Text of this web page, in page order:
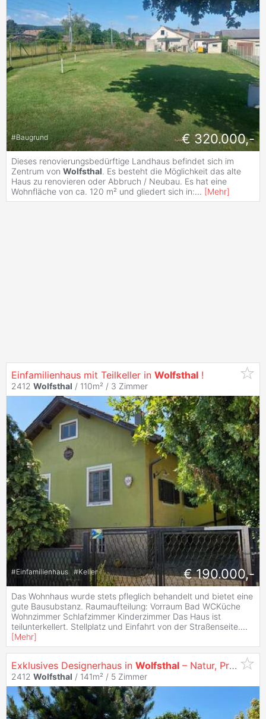
#Baugrund € 320.000,-
Dieses renovierungsbedürftige Landhaus befindet sich im
Zentrum von Wolfsthal. Es besteht die Möglichkeit das alte
Haus zu renovieren oder Abbruch / Neubau. Es hat eine
Wohnfläche von ca. 120 m² und gliedert sich in:... [Mehr]
Einfamilienhaus mit Teilkeller in Wolfsthal !
2412 Wolfsthal / 110m² / 3 Zimmer
#Einfamilienhaus #Keller € 190.000,-
Das Wohnhaus wurde stets pfleglich behandelt und bietet eine
gute Bausubstanz. Raumaufteilung: Vorraum Bad WCKüche
Wohnzimmer Schlafzimmer Kinderzimmer Das Haus ist
teilunterkellert. Stellplatz und Einfahrt von der Straßenseite....
[Mehr]
Exklusives Designerhaus in Wolfsthal – Natur, Privatsphäre und höchste Wohnqualität
2412 Wolfsthal / 141m² / 5 Zimmer